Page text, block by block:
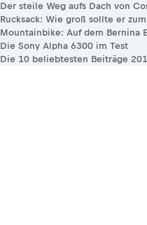
Der steile Weg aufs Dach von
Rucksack: Wie groß sollte er
Mountainbike: Auf dem Bernina
Die Sony Alpha 6300 im Test
Die 10 beliebtesten Beiträge